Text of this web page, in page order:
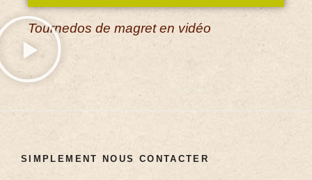
Tournedos de magret en vidéo
SIMPLEMENT NOUS CONTACTER